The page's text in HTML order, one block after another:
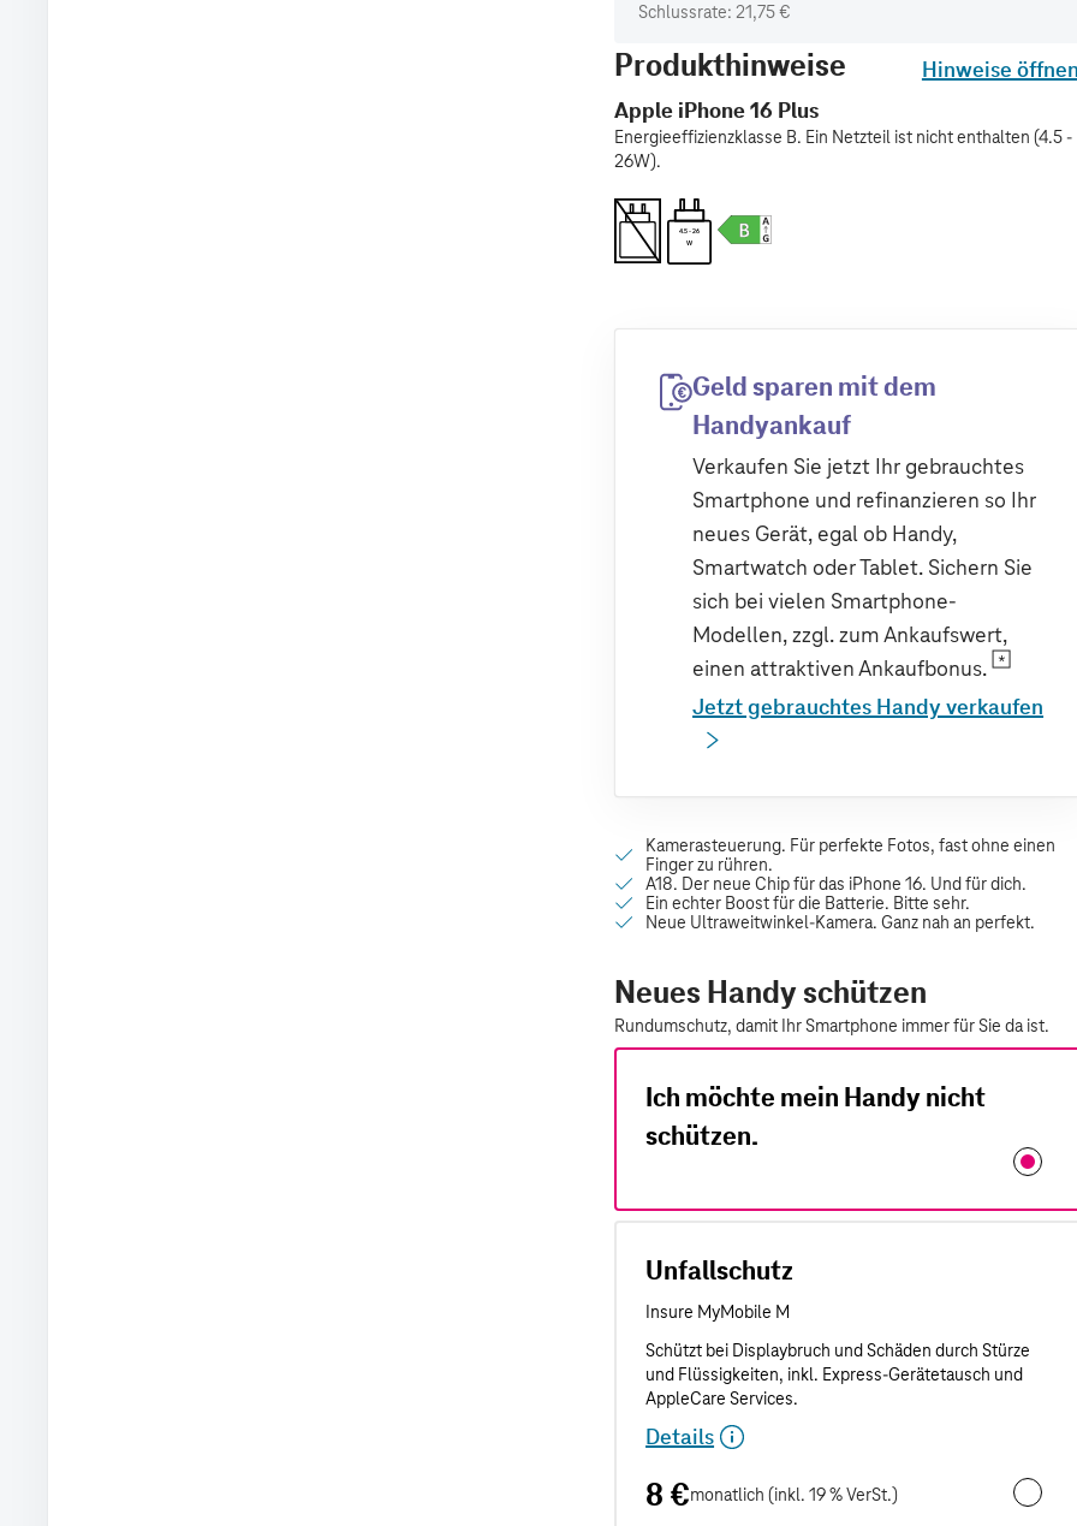
Schlussrate: 21,75 €
Produkthinweise
Hinweise
Apple iPhone 16 Plus
Energieeffizienzklasse B. Ein Netzteil ist nicht enthalten (4.5 -
26W).
4.5 - 26
W
Geld sparen mit dem
Handyankauf
Verkaufen Sie jetzt Ihr gebrauchtes
Smartphone und refinanzieren so Ihr
neues Gerät, egal ob Handy,
Smartwatch oder Tablet. Sichern Sie
sich bei vielen Smartphone-
Modellen, zzgl. zum Ankaufswert,
einen attraktiven Ankaufbonus.
Jetzt gebrauchtes Handy verkaufen
Neues Handy schützen
Rundumschutz, damit Ihr Smartphone immer für Sie da ist.
Ich möchte mein Handy nicht
schützen.
Unfallschutz
Details
8 €monatlich (inkl. 19 % VerSt.)